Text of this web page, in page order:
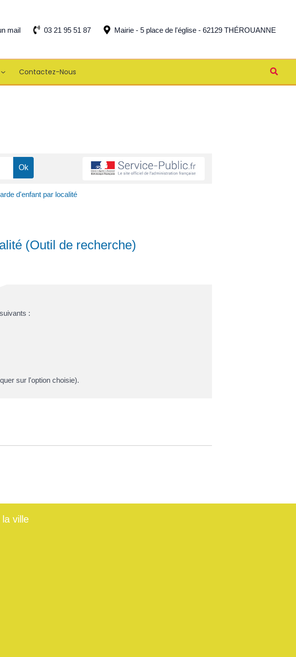
mail 03 21 95 51 87 Mairie - 5 place de l'église - 62129 THÉROUANNE
Contactez-Nous
d'enfant par localité
(Outil de recherche)
:
sur l'option choisie).
ville